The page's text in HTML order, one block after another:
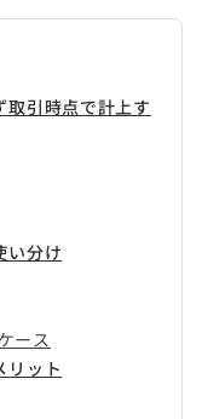
取引時点で計上す
い分け
ース
リット